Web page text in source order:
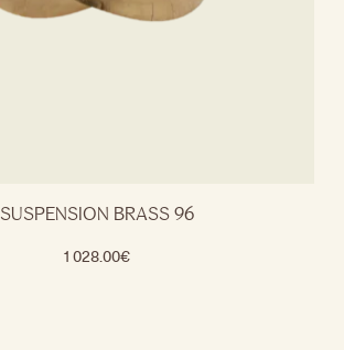
SUSPENSION BRASS 96
1 028.00€